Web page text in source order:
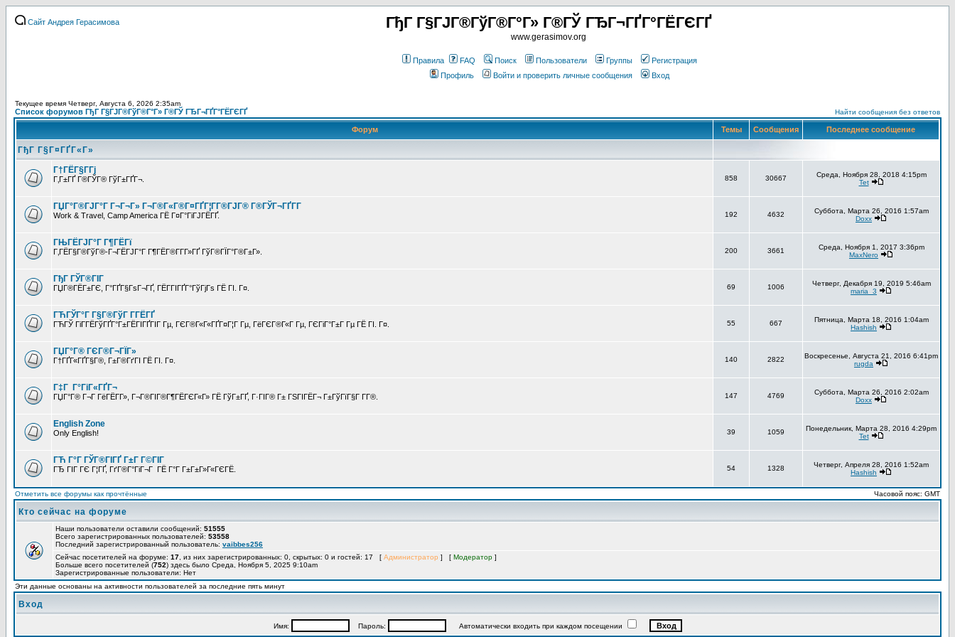
Сайт Андрея Герасимова ГђГ Г§ГЈГ®ГўГ®Г°Г» Г®ГЎ ГЂГ¬ГҐГ°ГЁГЄГҐ
www.gerasimov.org
Правила FAQ Поиск Пользователи Группы
Регистрация
Профиль
Войти и проверить личные сообщения Вход
Текущее время Четверг, Августа 6, 2026 2:35am
Список форумов ГђГ Г§ГЈГ®ГўГ®Г°Г» Г®ГЎ ГЂГ¬ГҐГ°ГЁГЄГҐ Найти сообщения без ответов
Форум Темы Сообщения Последнее сообщение
ГђГ Г§Г¤ГҐГ«Г»
Г†ГЁГ§Г­Гј
Г‚Г±ГҐ Г®ГЎГ® ГўГ±ГҐГ¬. 858 30667
Среда, Ноября 28, 2018 4:15pm
Tet
ГЏГ°Г®ГЈГ°Г Г¬Г¬Г» Г¬Г®Г«Г®Г¤ГҐГ¦Г­Г®ГЈГ® Г®ГЎГ¬ГҐГ­Г
Work & Travel, Camp America ГЁ Г¤Г°ГіГЈГЁГҐ. 192 4632
Суббота, Марта 26, 2016 1:57am
Doxx
ГЊГЁГЈГ°Г Г¶ГЁГї
Г‚ГЁГ§Г®ГўГ®-Г¬ГЁГЈГ°Г Г¶ГЁГ®Г­Г­Г»ГҐ ГўГ®ГЇГ°Г®Г±Г». 200 3661
Среда, Ноября 1, 2017 3:36pm
MaxNero
ГђГ ГЎГ®ГІГ
ГЏГ®ГЁГ±ГЄ, Г°ГҐГ§ГѕГ¬ГҐ, ГЁГ­ГІГҐГ°ГўГјГѕ ГЁ ГІ. Г¤. 69 1006
Четверг, Декабря 19, 2019 5:46am
maria_3
ГЋГЎГ°Г Г§Г®ГўГ Г­ГЁГҐ
ГЋГЎ ГіГ­ГЁГўГҐГ°Г±ГЁГІГҐГІГ Гµ, ГЄГ®Г«Г«ГҐГ¤Г¦Г Гµ, ГёГЄГ®Г«Г Гµ, ГЄГіГ°Г±Г Гµ ГЁ ГІ. Г¤. 55 667
Пятница, Марта 18, 2016 1:04am
Hashish
ГЏГ°Г® ГЄГ®Г¬ГЇГ»
Г†ГҐГ«ГҐГ§Г®, Г±Г®ГґГІ ГЁ ГІ. Г¤. 140 2822
Воскресенье, Августа 21, 2016 6:41pm
rugda
Г‡Г Г°ГіГ«ГҐГ¬
ГЏГ°Г® Г¬Г ГёГЁГ­Г», Г¬Г®ГІГ®Г¶ГЁГЄГ«Г» ГЁ ГўГ±ГҐ, Г·ГІГ® Г± ГЅГІГЁГ¬ Г±ГўГїГ§Г Г­Г®. 147 4769
Суббота, Марта 26, 2016 2:02am
Doxx
English Zone
Only English! 39 1059
Понедельник, Марта 28, 2016 4:29pm
Tet
ГЋ Г°Г ГЎГ®ГІГҐ Г±Г Г©ГІГ
ГЂ ГІГ ГЄ Г¦ГҐ, ГґГ®Г°ГіГ¬Г ГЁ Г°Г Г±Г±Г»Г«ГЄГЁ. 54 1328
Четверг, Апреля 28, 2016 1:52am
Hashish
Отметить все форумы как прочтённые Часовой пояс: GMT
Кто сейчас на форуме
Наши пользователи оставили сообщений: 51555
Всего зарегистрированных пользователей: 53558
Последний зарегистрированный пользователь: vaibbes256
Сейчас посетителей на форуме: 17 , из них зарегистрированных: 0, скрытых: 0 и гостей: 17 [ Администратор ] [ Модератор ]
Больше всего посетителей (752) здесь было Среда, Ноября 5, 2025 9:10am
Зарегистрированные пользователи: Нет
Эти данные основаны на активности пользователей за последние пять минут
Вход
Имя: Пароль: Автоматически входить при каждом посещении